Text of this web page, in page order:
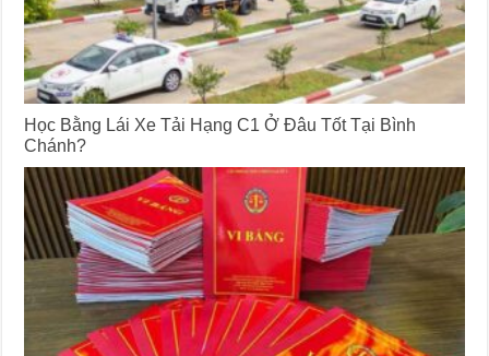
Học Bằng Lái Xe Tải Hạng C1 Ở Đâu Tốt Tại Bình
Chánh?